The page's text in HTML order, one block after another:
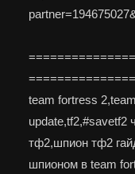
team fortress
update,tf2,#savetf2
тф2,шпион тф2
шпионом в team